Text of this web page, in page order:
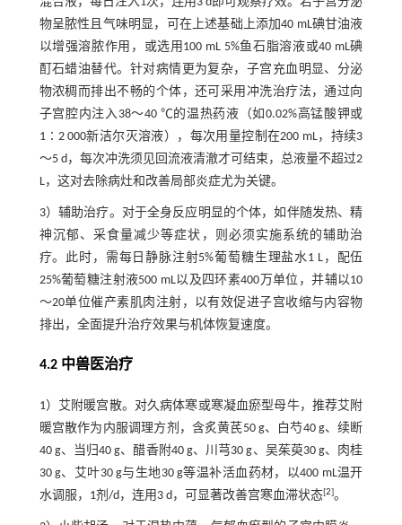
物呈脓性且气味明显，可在上述基础上添加40 mL碘甘油液
以增强溶脓作用，或选用100 mL 5%鱼石脂溶液或40 mL碘
酊石蜡油替代。针对病情更为复杂，子宫充血明显、分泌
物浓稠而排出不畅的个体，还可采用冲洗治疗法，通过向
子宫腔内注入38～40 ℃的温热药液（如0.02%高锰酸钾或
1∶2 000新洁尔灭溶液），每次用量控制在200 mL，持续3
～5 d，每次冲洗须见回流液清澈才可结束，总液量不超过2
L，这对去除病灶和改善局部炎症尤为关键。
3）辅助治疗。对于全身反应明显的个体，如伴随发热、精
神沉郁、采食量减少等症状，则必须实施系统的辅助治
疗。此时，需每日静脉注射5%葡萄糖生理盐水1 L，配伍
25%葡萄糖注射液500 mL以及四环素400万单位，并辅以10
～20单位催产素肌肉注射，以有效促进子宫收缩与内容物
排出，全面提升治疗效果与机体恢复速度。
4.2 中兽医治疗
1）艾附暖宫散。对久病体寒或寒凝血瘀型母牛，推荐艾附
暖宫散作为内服调理方剂，含炙黄芪50 g、白芍40 g、续断
40 g、当归40 g、醋香附40 g、川芎30 g、吴茱萸30 g、肉桂
30 g、艾叶30 g与生地30 g等温补活血药材，以400 mL温开
水调服，1剂/d，连用3 d，可显著改善宫寒血滞状态[2]。